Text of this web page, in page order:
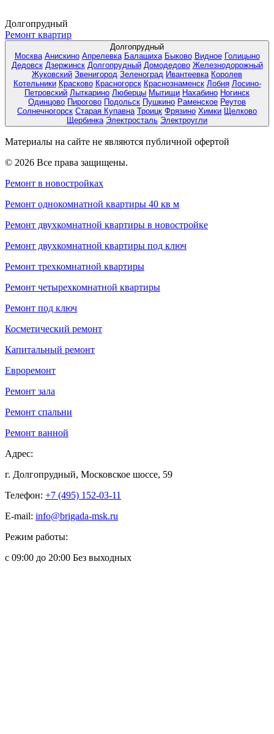
Долгопрудный
Ремонт квартир
Долгопрудный
Москва Анискино Апрелевка Балашиха Быково Видное Голицыно
Дедовск Дзержинск Долгопрудный Домодедово Железнодорожный
Жуковский Звенигород Зеленоград Ивантеевка Королев
Котельники Красково Красногорск Краснознаменск Лобня Лосино-
Петровский Лыткарино Люберцы Мытищи Нахабино Ногинск
Одинцово Пирогово Подольск Пушкино Раменское Реутов
Солнечногорск Старая Купавна Троицк Фрязино Химки
Щелково
Щербинка Электросталь Электроугли
Материалы на сайте не являются публичной офертой
© 2026 Все права защищены.
Ремонт в новостройках
Ремонт однокомнатной квартиры 40 кв м
Ремонт двухкомнатной квартиры в новостройке
Ремонт двухкомнатной квартиры под ключ
Ремонт трехкомнатной квартиры
Ремонт четырехкомнатной квартиры
Ремонт под ключ
Косметический ремонт
Капитальный ремонт
Евроремонт
Ремонт зала
Ремонт спальни
Ремонт ванной
Адрес:
г. Долгопрудный, Московское шоссе, 59
Телефон: +7 (495) 152-03-11
E-mail: info@brigada-msk.ru
Режим работы:
с 09:00 до 20:00 Без выходных